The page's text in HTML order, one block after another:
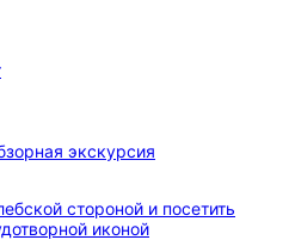
экскурсия
стороной и посетить
иконой